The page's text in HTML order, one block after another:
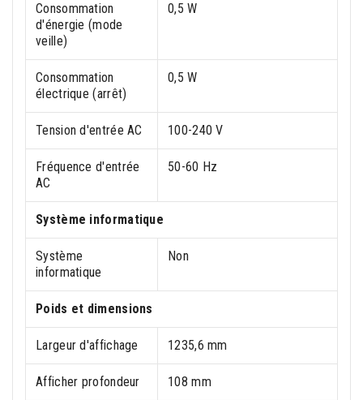
Consommation
d'énergie (mode
veille)
0,5 W
Consommation
électrique (arrêt)
0,5 W
Tension d'entrée AC 100-240 V
Fréquence d'entrée
AC
50-60 Hz
Système informatique
Système
informatique
Non
Poids et dimensions
Largeur d'affichage 1235,6 mm
Afficher profondeur 108 mm